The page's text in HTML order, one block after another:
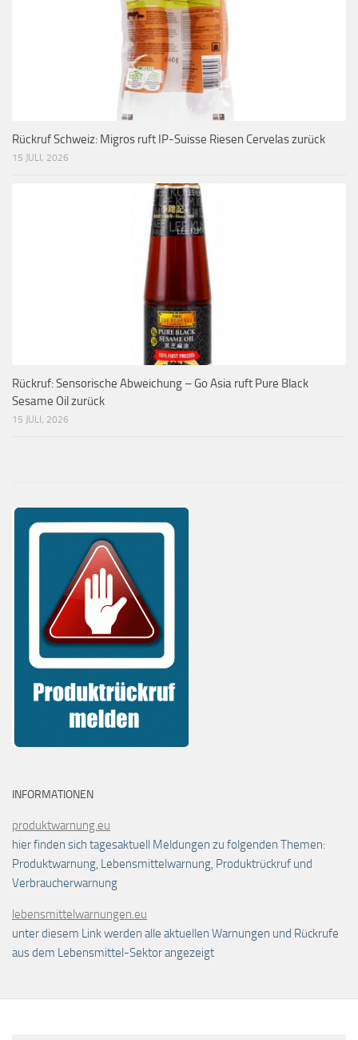
Rückruf Schweiz: Migros ruft IP-Suisse Riesen Cervelas zurück
15 JULI, 2026
Rückruf: Sensorische Abweichung – Go Asia ruft Pure Black
Sesame Oil zurück
15 JULI, 2026
INFORMATIONEN
produktwarnung.eu
hier finden sich tagesaktuell Meldungen zu folgenden Themen:
Produktwarnung, Lebensmittelwarnung, Produktrückruf und
Verbraucherwarnung
lebensmittelwarnungen.eu
unter diesem Link werden alle aktuellen Warnungen und Rückrufe
aus dem Lebensmittel-Sektor angezeigt